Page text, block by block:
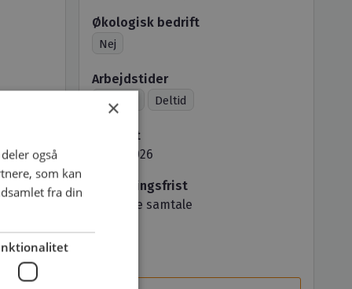
Økologisk bedrift
Nej
Arbejdstider
Fuldtid Deltid
Opslået
04.06.2026
Ansøgningsfrist
Løbende samtale
Job ID
×
også
som kan
fra din